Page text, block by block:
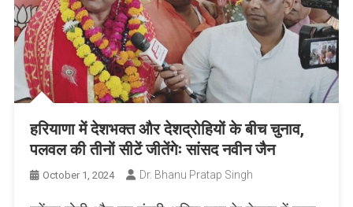
हरियाणा में देशभक्त और देशद्रोहियों के बीच चुनाव,
पलवल की तीनों सीटें जीतेंगेः सांसद नवीन जैन
October 1, 2024 Dr. Bhanu Pratap Singh